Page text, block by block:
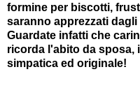
formine per biscotti,
saranno apprezzati dagli
Guardate infatti che
ricorda l'abito da sposa,
simpatica ed originale!